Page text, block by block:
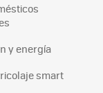
y energía
smart